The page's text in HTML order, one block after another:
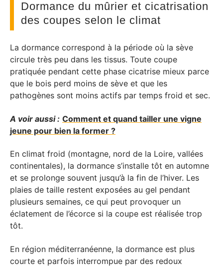
Dormance du mûrier et cicatrisation
des coupes selon le climat
La dormance correspond à la période où la sève
circule très peu dans les tissus. Toute coupe
pratiquée pendant cette phase cicatrise mieux parce
que le bois perd moins de sève et que les
pathogènes sont moins actifs par temps froid et sec.
A voir aussi : Comment et quand tailler une vigne
jeune pour bien la former ?
En climat froid (montagne, nord de la Loire, vallées
continentales), la dormance s’installe tôt en automne
et se prolonge souvent jusqu’à la fin de l’hiver. Les
plaies de taille restent exposées au gel pendant
plusieurs semaines, ce qui peut provoquer un
éclatement de l’écorce si la coupe est réalisée trop
tôt.
En région méditerranéenne, la dormance est plus
courte et parfois interrompue par des redoux